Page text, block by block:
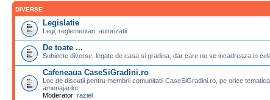
DIVERSE
Legislatie
Legi, reglementari, autorizatii
De toate ...
Subiecte diverse, legate de casa si gradina, dar care nu se incadreaza in
Cafeneaua CaseSiGradini.ro
Loc de discutii pentru membrii comunitatii CaseSiGradini.ro, pe orice
amenajarilor.
Moderator: raziel